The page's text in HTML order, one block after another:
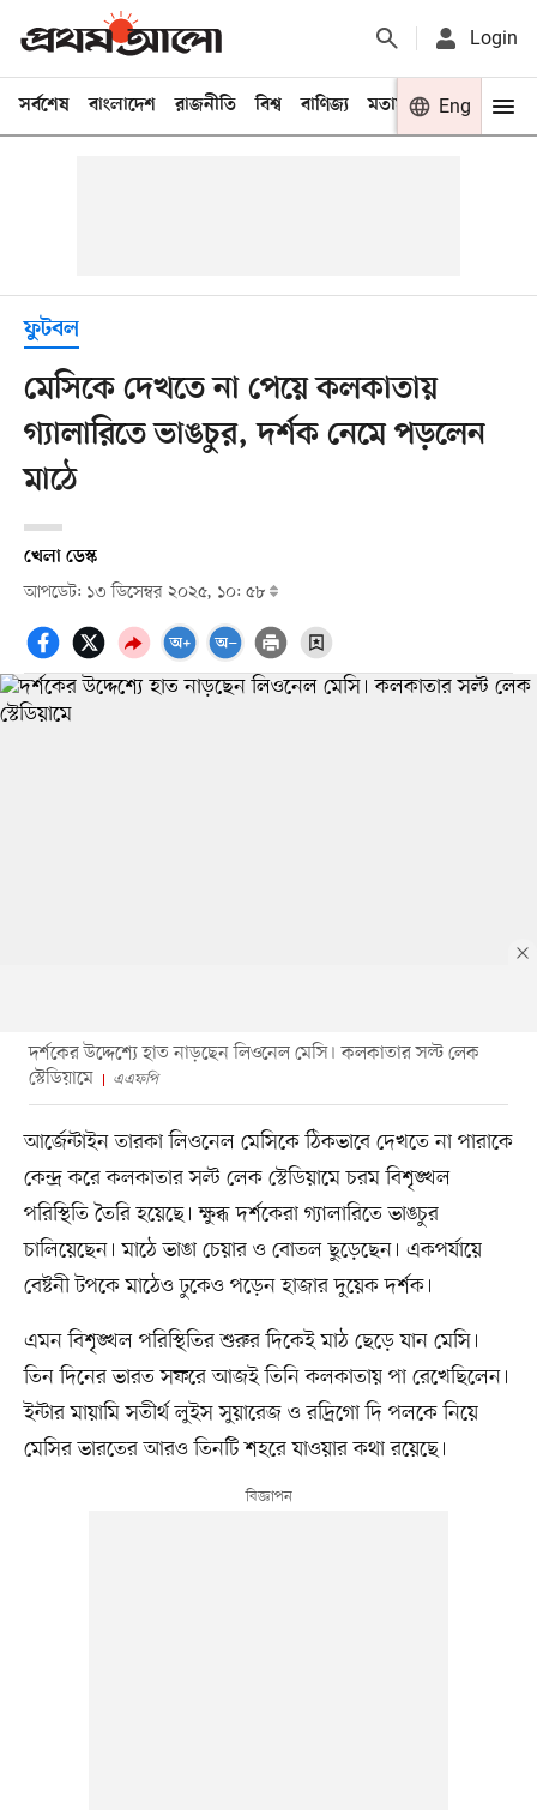
Login
সর্বশেষ বাংলাদেশ রাজনীতি বিশ্ব বাণিজ্য মতামত খেলা
Eng
ফুটবল
মেসিকে দেখতে না পেয়ে কলকাতায়
গ্যালারিতে ভাঙচুর, দর্শক নেমে পড়লেন
মাঠে
খেলা ডেস্ক
আপডেট: ১৩ ডিসেম্বর ২০২৫, ১০: ৫৮
দর্শকের উদ্দেশ্যে হাত নাড়ছেন লিওনেল মেসি। কলকাতার সল্ট লেক
স্টেডিয়ামে
এএফপি
আর্জেন্টাইন তারকা লিওনেল মেসিকে ঠিকভাবে দেখতে না পারাকে
কেন্দ্র করে কলকাতার সল্ট লেক স্টেডিয়ামে চরম বিশৃঙ্খল
পরিস্থিতি তৈরি হয়েছে। ক্ষুব্ধ দর্শকেরা গ্যালারিতে ভাঙচুর
চালিয়েছেন। মাঠে ভাঙা চেয়ার ও বোতল ছুড়েছেন। একপর্যায়ে
বেষ্টনী টপকে মাঠেও ঢুকেও পড়েন হাজার দুয়েক দর্শক।
এমন বিশৃঙ্খল পরিস্থিতির শুরুর দিকেই মাঠ ছেড়ে যান মেসি।
তিন দিনের ভারত সফরে আজই তিনি কলকাতায় পা রেখেছিলেন।
ইন্টার মায়ামি সতীর্থ লুইস সুয়ারেজ ও রদ্রিগো দি পলকে নিয়ে
মেসির ভারতের আরও তিনটি শহরে যাওয়ার কথা রয়েছে।